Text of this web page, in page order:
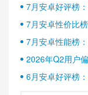
7月安卓好评榜
半壁江山
7月安卓性价比
7月安卓性能榜
2026年Q2用户
6月安卓好评榜